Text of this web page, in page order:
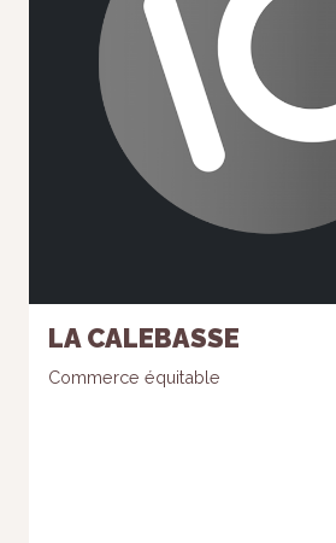
LA CALEBASSE
Commerce équitable